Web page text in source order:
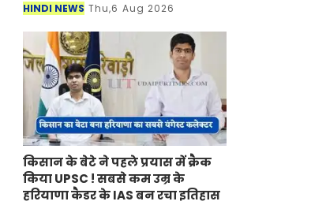
HINDI NEWS Thu,6 Aug 2026
किसान के बेटे ने पहले प्रयास में क्रैक
किया UPSC ! सबसे कम उम्र के
हरियाणा कैडर के IAS बन रचा इतिहास